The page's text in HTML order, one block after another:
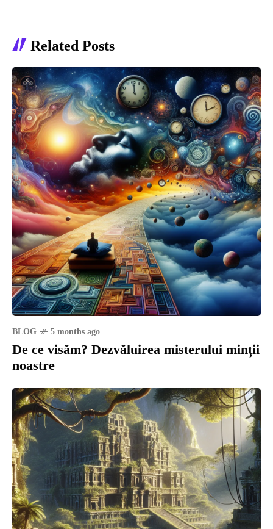
Related Posts
BLOG 5 months ago
De ce visăm? Dezvăluirea misterului minții
noastre